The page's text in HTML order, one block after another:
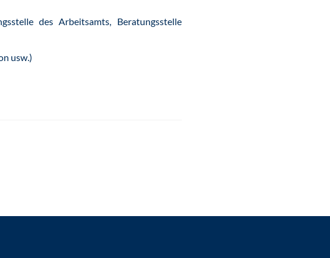
des Arbeitsamts, Beratungsstelle
usw.)